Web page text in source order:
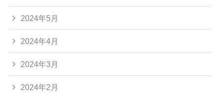
2024年5月
2024年4月
2024年3月
2024年2月